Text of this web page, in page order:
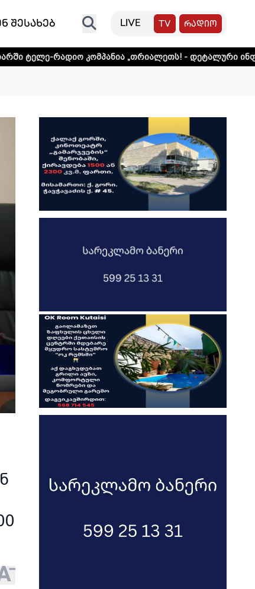
შესახებ LIVE TV რადიო
კომპანია „თრიალეთს! - დეტალური